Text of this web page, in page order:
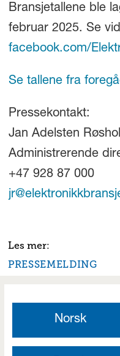
Bransjetallene ble
februar 2025. Se
facebook.com/
Se tallene fra
Pressekontakt:
Jan Adelsten
Administrerende
+47 928 87 000
PRESSEMELDING
Norsk